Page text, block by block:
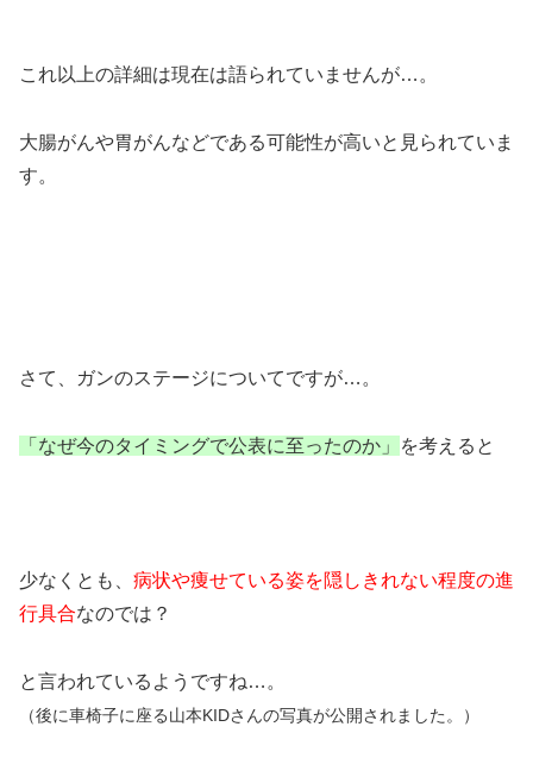
これ以上の詳細は現在は語られていませんが…。
大腸がんや胃がんなどである可能性が高いと見られていま
す。
さて、ガンのステージについてですが…。
「なぜ今のタイミングで公表に至ったのか」 を考えると
少なくとも、 病状や痩せている姿を隠しきれない程度の進
行具合なのでは？
と言われているようですね…。
（後に車椅子に座る山本KIDさんの写真が公開されました。）